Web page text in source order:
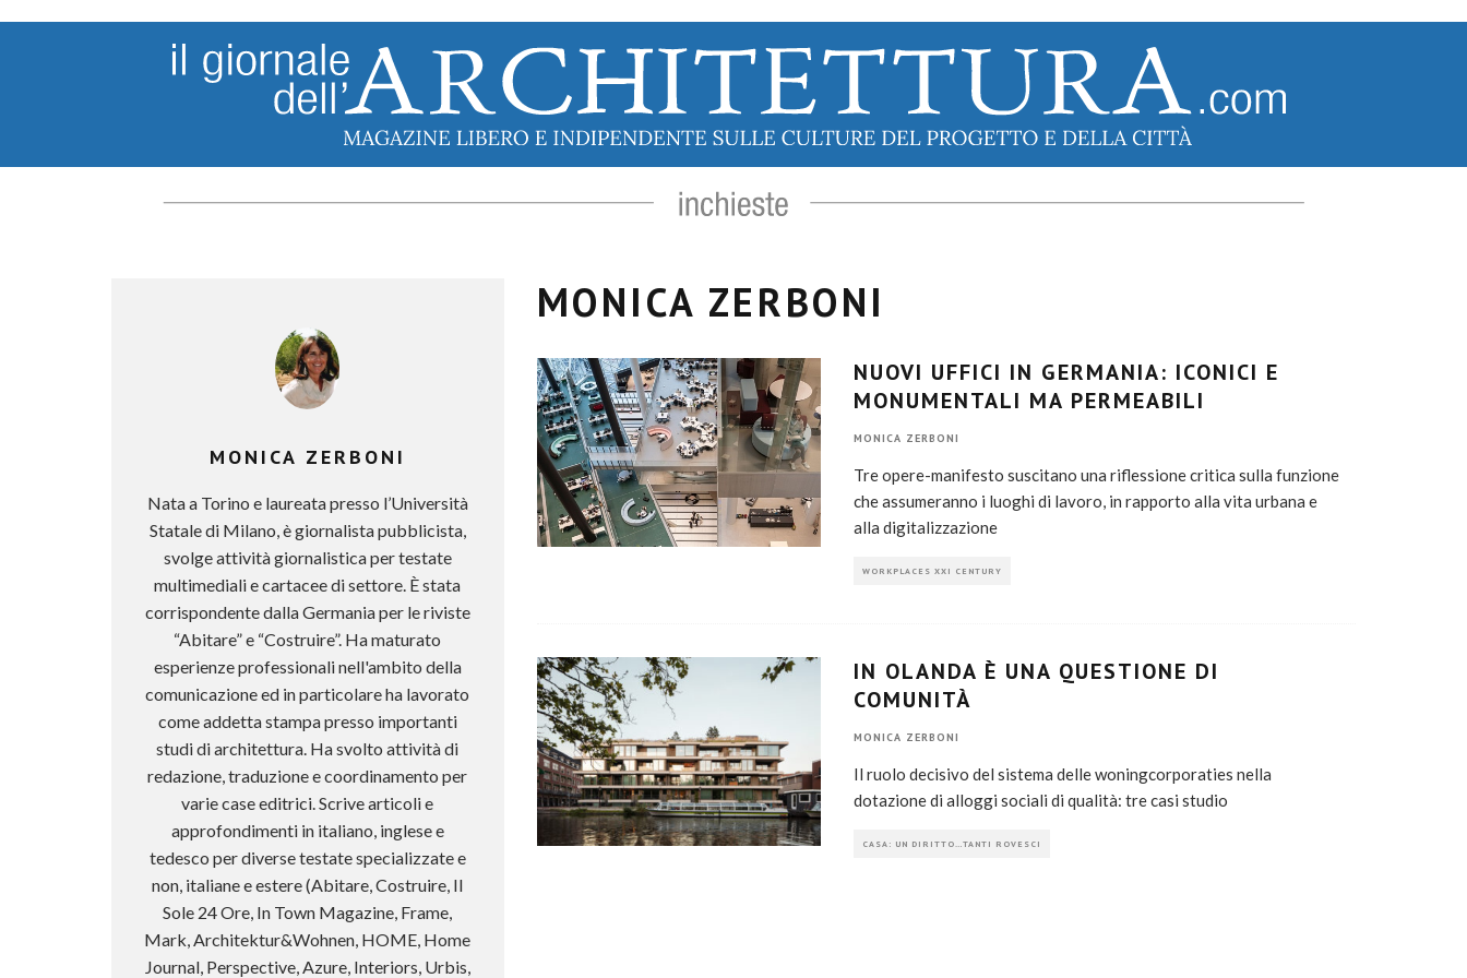
MONICA ZERBONI
Nata a Torino e laureata presso l’Università
Statale di Milano, è giornalista pubblicista,
svolge attività giornalistica per testate
multimediali e cartacee di settore. È stata
corrispondente dalla Germania per le riviste
“Abitare” e “Costruire”. Ha maturato
esperienze professionali nell'ambito della
comunicazione ed in particolare ha lavorato
come addetta stampa presso importanti
studi di architettura. Ha svolto attività di
redazione, traduzione e coordinamento per
varie case editrici. Scrive articoli e
approfondimenti in italiano, inglese e
tedesco per diverse testate specializzate e
non, italiane e estere (Abitare, Costruire, Il
Sole 24 Ore, In Town Magazine, Frame,
Mark, Architektur&Wohnen, HOME, Home
Journal, Perspective, Azure, Interiors, Urbis,
MONICA ZERBONI
NUOVI UFFICI IN GERMANIA: ICONICI E
MONUMENTALI MA PERMEABILI
MONICA ZERBONI
Tre opere-manifesto suscitano una riflessione critica sulla funzione
che assumeranno i luoghi di lavoro, in rapporto alla vita urbana e
alla digitalizzazione
WORKPLACES XXI CENTURY
IN OLANDA È UNA QUESTIONE DI
COMUNITÀ
MONICA ZERBONI
Il ruolo decisivo del sistema delle woningcorporaties nella
dotazione di alloggi sociali di qualità: tre casi studio
CASA: UN DIRITTO…TANTI ROVESCI